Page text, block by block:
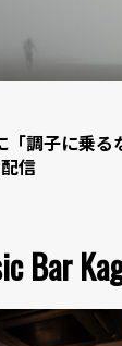
「調子に乗る
信
Bar